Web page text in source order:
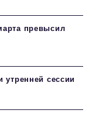
превысил
утренней сессии